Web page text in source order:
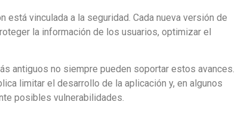
vinculada a la seguridad. Cada nueva versión de
la información de los usuarios, optimizar el
antiguos no siempre pueden soportar estos avances.
limitar el desarrollo de la aplicación y, en algunos
posibles vulnerabilidades.